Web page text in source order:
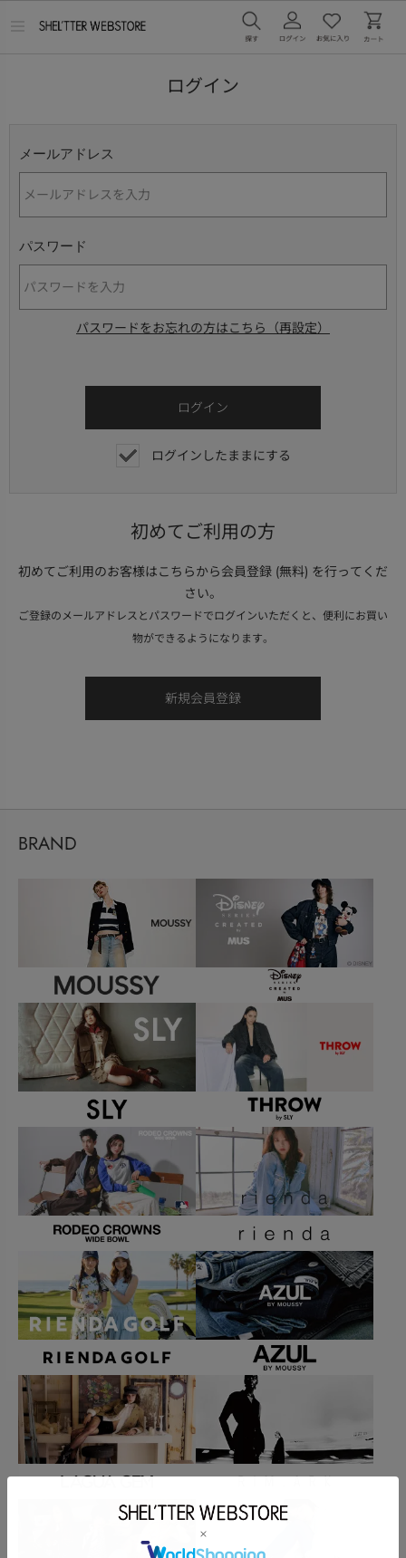
ログイン
メールアドレス
パスワード
パスワードをお忘れの方はこちら（再設定）
ログインしたままにする
初めてご利用の方
初めてご利用のお客様はこちらから会員登録 (無料) を行ってくだ
さい。
ご登録のメールアドレスとパスワードでログインいただくと、便利にお買い
物ができるようになります。
BRAND